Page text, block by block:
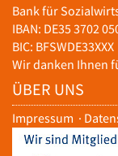
Bank für
IBAN: DE35 3702
BIC: BFSWDE33XXX
Wir danken Ihnen
ÜBER UNS
Impressum ·